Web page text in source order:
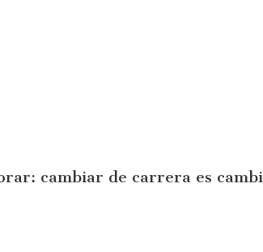
cambiar de carrera es